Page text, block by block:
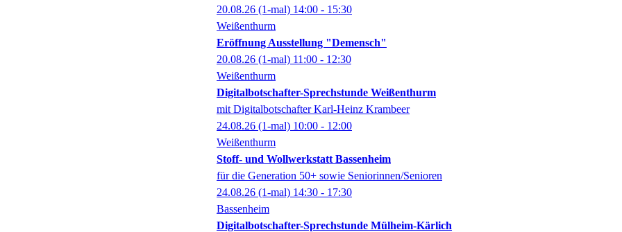
20.08.26 (1-mal) 14:00 - 15:30
Weißenthurm
Eröffnung Ausstellung "Demensch"
20.08.26 (1-mal) 11:00 - 12:30
Weißenthurm
Digitalbotschafter-Sprechstunde Weißenthurm
mit Digitalbotschafter Karl-Heinz Krambeer
24.08.26 (1-mal) 10:00 - 12:00
Weißenthurm
Stoff- und Wollwerkstatt Bassenheim
für die Generation 50+ sowie Seniorinnen/Senioren
24.08.26 (1-mal) 14:30 - 17:30
Bassenheim
Digitalbotschafter-Sprechstunde Mülheim-Kärlich